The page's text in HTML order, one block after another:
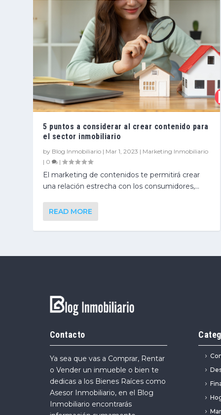
5 puntos a considerar al crear contenido para
el sector inmobiliario
by Blog Inmobiliario | Mar 1, 2023 | Marketing Inmobiliario
| 0 |
El marketing de contenidos te permitirá crear
una relación estrecha con los consumidores,...
READ MORE
Contacto
Ya sea que vas a Comprar, Rentar
o Vender un inmueble o bien te
dedicas a los Bienes Raíces como
Asesor Inmobiliario, en el Blog
Inmobiliario encontrarás